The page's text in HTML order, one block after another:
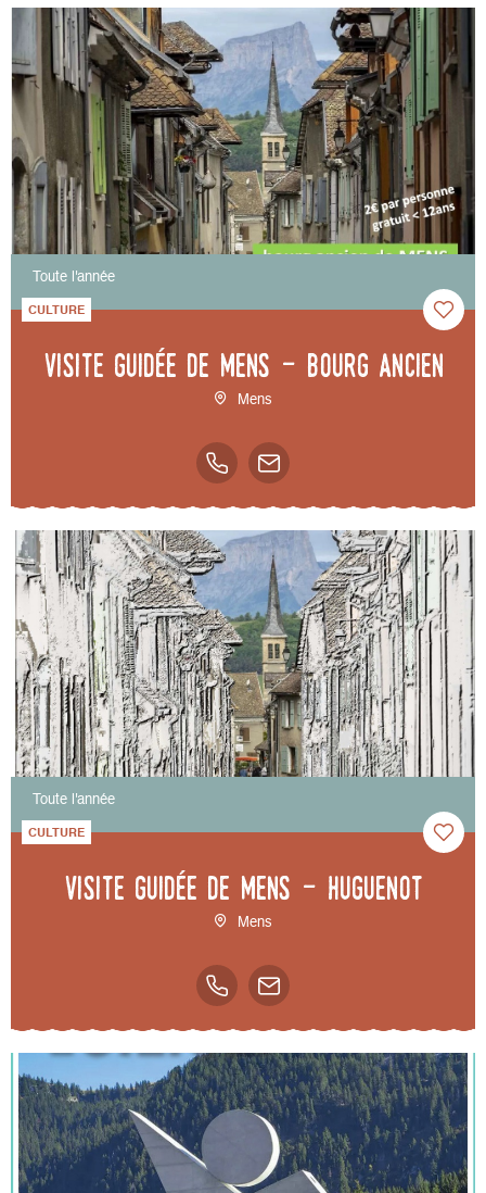
Toute l'année
CULTURE
Visite guidée de Mens - bourg ancien
Mens
Toute l'année
CULTURE
Visite guidée de Mens - Huguenot
Mens